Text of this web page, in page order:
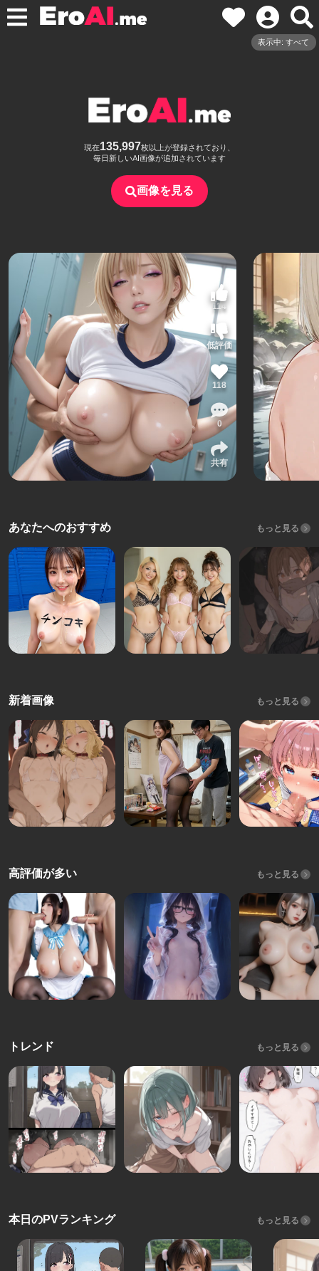
表示中: すべて
現在135,997枚以上が登録されており、
毎日新しいAI画像が追加されています
画像を見る
114
低評価
118
0
共有
あなたへのおすすめ もっと見る
新着画像 もっと見る
高評価が多い もっと見る
トレンド もっと見る
本日のPVランキング もっと見る